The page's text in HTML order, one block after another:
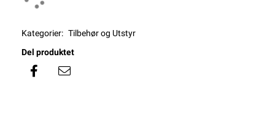
Kategorier: Tilbehør og Utstyr
Del produktet